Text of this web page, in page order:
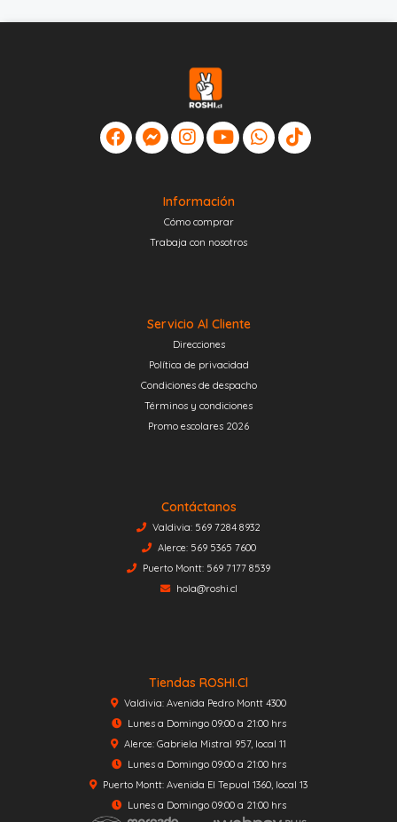
Información
Cómo comprar
Trabaja con nosotros
Servicio Al Cliente
Direcciones
Política de privacidad
Condiciones de despacho
Términos y condiciones
Promo escolares 2026
Contáctanos
Valdivia: 569 7284 8932
Alerce: 569 5365 7600
Puerto Montt: 569 7177 8539
hola@roshi.cl
Tiendas ROSHI.cl
Valdivia: Avenida Pedro Montt 4300
Lunes a Domingo 09:00 a 21:00 hrs
Alerce: Gabriela Mistral 957, local 11
Lunes a Domingo 09:00 a 21:00 hrs
Puerto Montt: Avenida El Tepual 1360, local 13
Lunes a Domingo 09:00 a 21:00 hrs